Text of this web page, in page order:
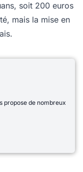
soit 200 euros
mais la mise en
propose de nombreux